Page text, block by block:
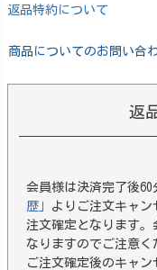
返品特約について
商品についてのお問い合
返
会員様は決済完了後60
歴」 よりご注文キャ
注文確定となります
なりますのでご注意く
ご注文確定後のキャ